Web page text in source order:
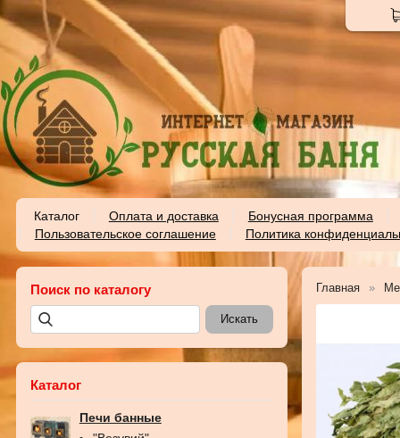
Каталог Оплата и доставка
Бонусная программа
Пользовательское соглашение
Политика
Поиск по каталогу
Каталог
Печи банные
Главная